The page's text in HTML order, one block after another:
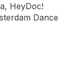
HeyDoc!
Dance